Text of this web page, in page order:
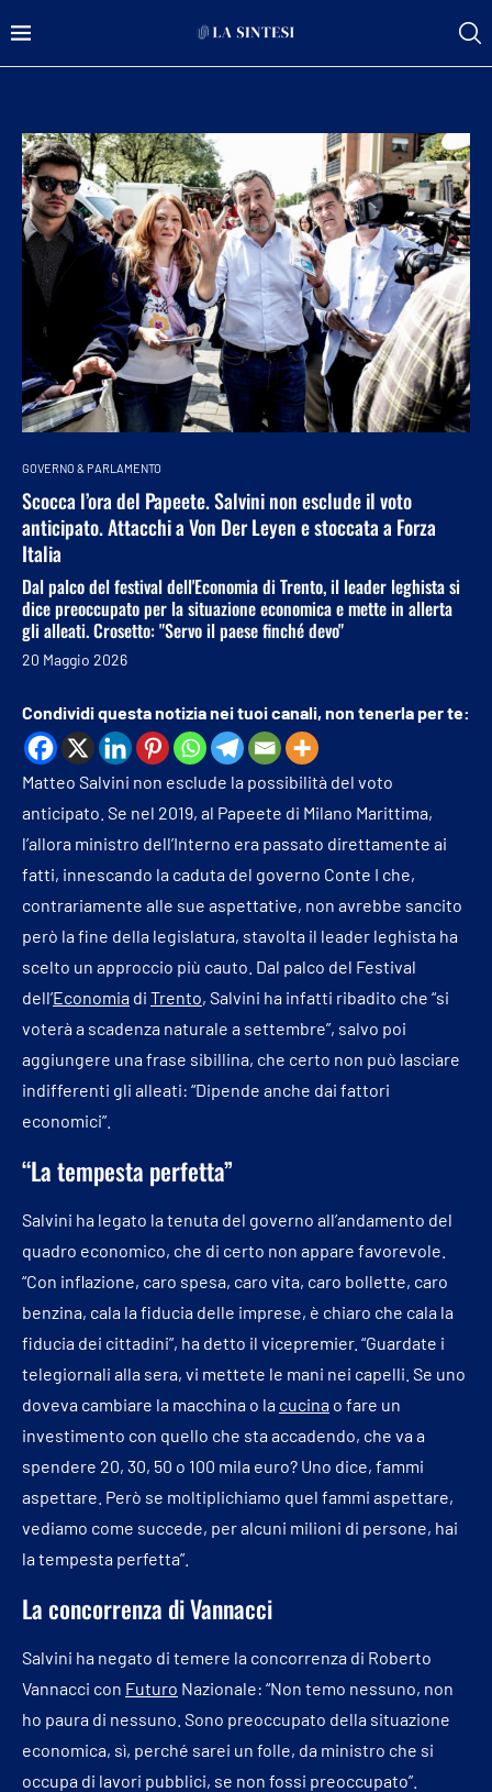
GOVERNO & PARLAMENTO
Scocca l’ora del Papeete. Salvini non esclude il voto
anticipato. Attacchi a Von Der Leyen e stoccata a Forza
Italia
Dal palco del festival dell'Economia di Trento, il leader leghista si
dice preoccupato per la situazione economica e mette in allerta
gli alleati. Crosetto: "Servo il paese finché devo"
20 Maggio 2026
Condividi questa notizia nei tuoi canali, non tenerla per te:
Matteo Salvini non esclude la possibilità del voto
anticipato. Se nel 2019, al Papeete di Milano Marittima,
l’allora ministro dell’Interno era passato direttamente ai
fatti, innescando la caduta del governo Conte I che,
contrariamente alle sue aspettative, non avrebbe sancito
però la fine della legislatura, stavolta il leader leghista ha
scelto un approccio più cauto. Dal palco del Festival
dell’Economia di Trento, Salvini ha infatti ribadito che “si
voterà a scadenza naturale a settembre”, salvo poi
aggiungere una frase sibillina, che certo non può lasciare
indifferenti gli alleati: “Dipende anche dai fattori
economici”.
“La tempesta perfetta”
Salvini ha legato la tenuta del governo all’andamento del
quadro economico, che di certo non appare favorevole.
“Con inflazione, caro spesa, caro vita, caro bollette, caro
benzina, cala la fiducia delle imprese, è chiaro che cala la
fiducia dei cittadini”, ha detto il vicepremier. “Guardate i
telegiornali alla sera, vi mettete le mani nei capelli. Se uno
doveva cambiare la macchina o la cucina o fare un
investimento con quello che sta accadendo, che va a
spendere 20, 30, 50 o 100 mila euro? Uno dice, fammi
aspettare. Però se moltiplichiamo quel fammi aspettare,
vediamo come succede, per alcuni milioni di persone, hai
la tempesta perfetta”.
La concorrenza di Vannacci
Salvini ha negato di temere la concorrenza di Roberto
Vannacci con Futuro Nazionale: “Non temo nessuno, non
ho paura di nessuno. Sono preoccupato della situazione
economica, sì, perché sarei un folle, da ministro che si
occupa di lavori pubblici, se non fossi preoccupato”.